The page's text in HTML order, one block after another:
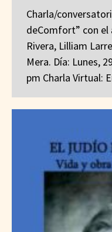
Charla/
deComfort” con
Rivera, Lilliam
Mera. Día: Lunes,
pm Charla Virtual: